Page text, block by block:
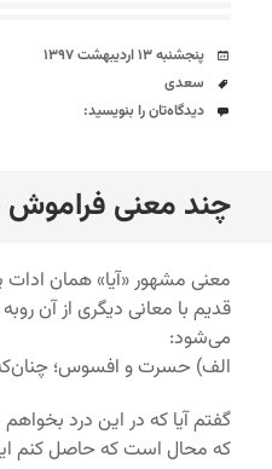
تاریخ
پنجشنبه ۱۳ اردیبهشت ۱۳۹۷
برچسب‌ها
سعدی
دیدگاه‌ها
دیدگاه‌تان را بنویسید:
چند معنی فراموش
معنی مشهور «آیا» همان
قدیم با معانی دیگری از آن
می‌شود:
الف) حسرت و افسوس؛
گفتم آیا که در این درد
که محال است که حاصل کنم